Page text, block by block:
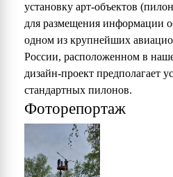
установку арт-объектов
для размещения информации
одном из крупнейших
России, расположенном в
дизайн-проект предполагает
стандартных пилонов.
Фоторепортаж